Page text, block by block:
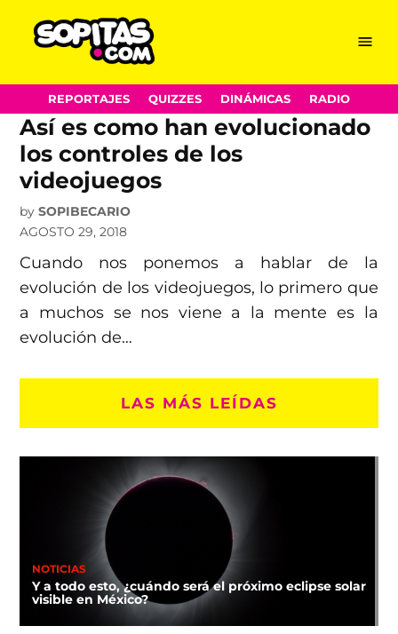
content
Menu
REPORTAJES QUIZZES DINÁMICAS RADIO
Día Gamer
Así es como han evolucionado
los controles de los
videojuegos
by SOPIBECARIO
AGOSTO 29, 2018
Cuando nos ponemos a hablar de la
evolución de los videojuegos, lo primero que
a muchos se nos viene a la mente es la
evolución de…
LAS MÁS LEÍDAS
NOTICIAS
Y a todo esto, ¿cuándo será el próximo eclipse solar
visible en México?